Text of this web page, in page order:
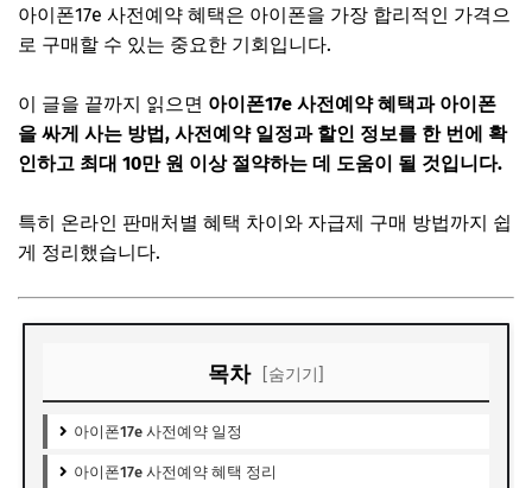
아이폰17e 사전예약 혜택은 아이폰을 가장 합리적인 가격으
로 구매할 수 있는 중요한 기회입니다.
이 글을 끝까지 읽으면 아이폰17e 사전예약 혜택과 아이폰
을 싸게 사는 방법, 사전예약 일정과 할인 정보를 한 번에 확
인하고 최대 10만 원 이상 절약하는 데 도움이 될 것입니다.
특히 온라인 판매처별 혜택 차이와 자급제 구매 방법까지 쉽
게 정리했습니다.
목차 [숨기기]
아이폰17e 사전예약 일정
아이폰17e 사전예약 혜택 정리